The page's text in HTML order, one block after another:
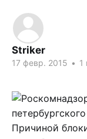
Striker
17 февр. 2015 • 1